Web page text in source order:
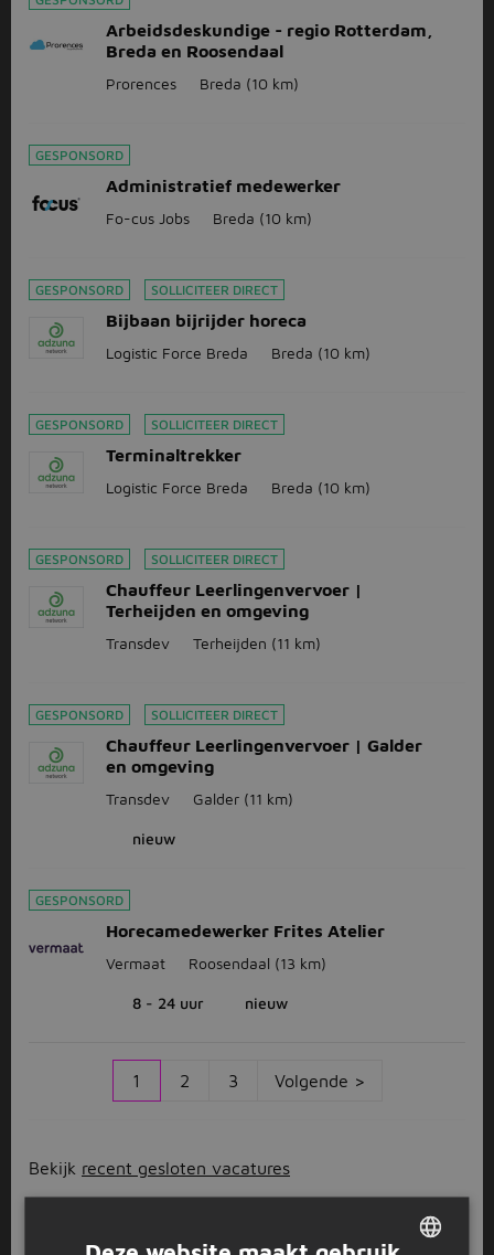
Arbeidsdeskundige - regio Rotterdam,
Breda en Roosendaal
Prorences Breda (10 km)
GESPONSORD
Administratief medewerker
Fo-cus Jobs Breda (10 km)
GESPONSORD SOLLICITEER DIRECT
Bijbaan bijrijder horeca
Logistic Force Breda Breda (10 km)
GESPONSORD SOLLICITEER DIRECT
Terminaltrekker
Logistic Force Breda Breda (10 km)
GESPONSORD SOLLICITEER DIRECT
Chauffeur Leerlingenvervoer |
Terheijden en omgeving
Transdev Terheijden (11 km)
GESPONSORD SOLLICITEER DIRECT
Chauffeur Leerlingenvervoer | Galder
en omgeving
Transdev Galder (11 km)
nieuw
GESPONSORD
Horecamedewerker Frites Atelier
Vermaat Roosendaal (13 km)
8 - 24 uur nieuw
1 2 3 Volgende >
Bekijk recent gesloten vacatures
Werken in Etten-Leur